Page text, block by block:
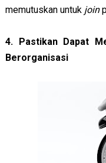
memutuskan untukjoin
4. Pastikan Dapat
Berorganisasi